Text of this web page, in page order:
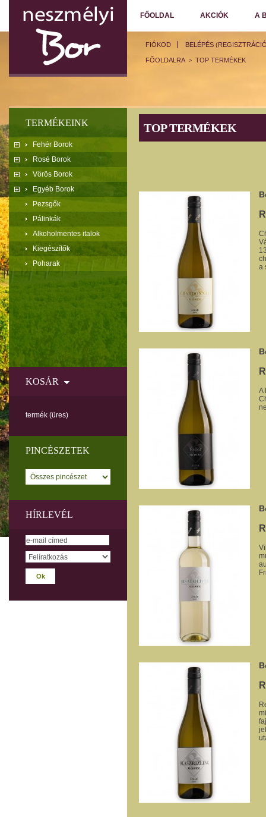
FIÓKOD BELÉPÉS
FŐOLDAL AKCIÓK A
TERMÉKEINK
Fehér Borok
Rosé Borok
Vörös Borok
Egyéb Borok
Pezsgők
Pálinkák
Alkoholmentes italok
Kiegészítők
Poharak
KOSÁR
termék (üres)
PINCÉSZETEK
HÍRLEVÉL
FŐOLDALRA > TOP TERMÉKEK
TOP TERMÉKEK
a
A